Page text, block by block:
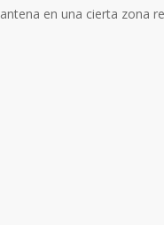
en una cierta zona